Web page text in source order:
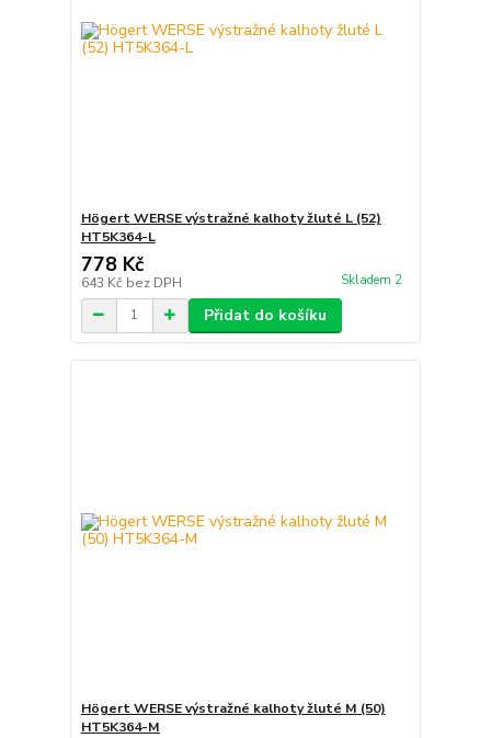
Högert WERSE výstražné kalhoty žluté L (52)
HT5K364-L
778 Kč
643 Kč bez DPH Skladem 2
Přidat do košíku
Högert WERSE výstražné kalhoty žluté M (50)
HT5K364-M